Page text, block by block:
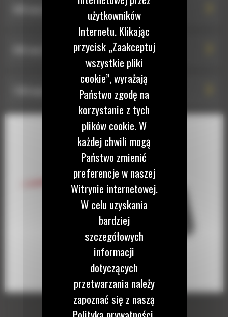
użytkowników
Internetu. Klikając
przycisk „Zaakceptuj
wszystkie pliki
cookie”, wyrażają
Państwo zgodę na
korzystanie z tych
plików cookie. W
każdej chwili mogą
Państwo zmienić
preferencje w naszej
Witrynie internetowej.
W celu uzyskania
bardziej
szczegółowych
informacji
dotyczących
przetwarzania należy
zapoznać się z naszą